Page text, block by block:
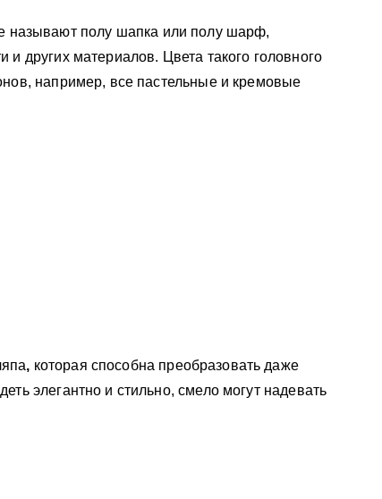
называют полу шапка или полу шарф,
других материалов. Цвета такого головного
например, все пастельные и кремовые
, которая способна преобразовать даже
элегантно и стильно, смело могут надевать